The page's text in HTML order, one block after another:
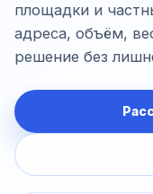
площадки и
адреса, объём,
решение без